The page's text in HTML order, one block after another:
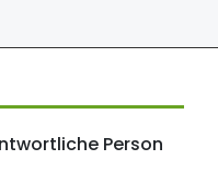
Person